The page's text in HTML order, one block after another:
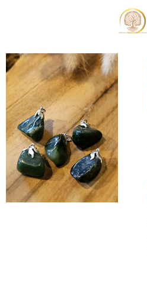
de
hoofdinhoud